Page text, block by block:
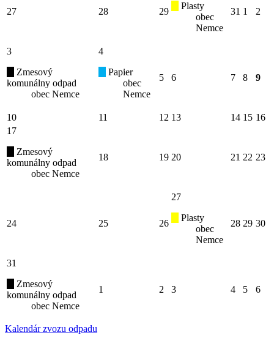
27 28 29
Plasty
obec
Nemce
31 1 2
3
Zmesový
komunálny odpad
obec Nemce
4
Papier
obec
Nemce
5 6 7 8 9
10 11 12 13 14 15 16
17
Zmesový
komunálny odpad
obec Nemce
18 19 20 21 22 23
24 25 26
27
Plasty
obec
Nemce
28 29 30
31
Zmesový
komunálny odpad
obec Nemce
1 2 3 4 5 6
Kalendár zvozu odpadu